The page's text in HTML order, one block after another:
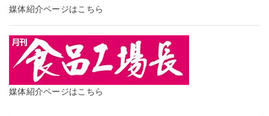
媒体紹介ページはこちら
媒体紹介ページはこちら